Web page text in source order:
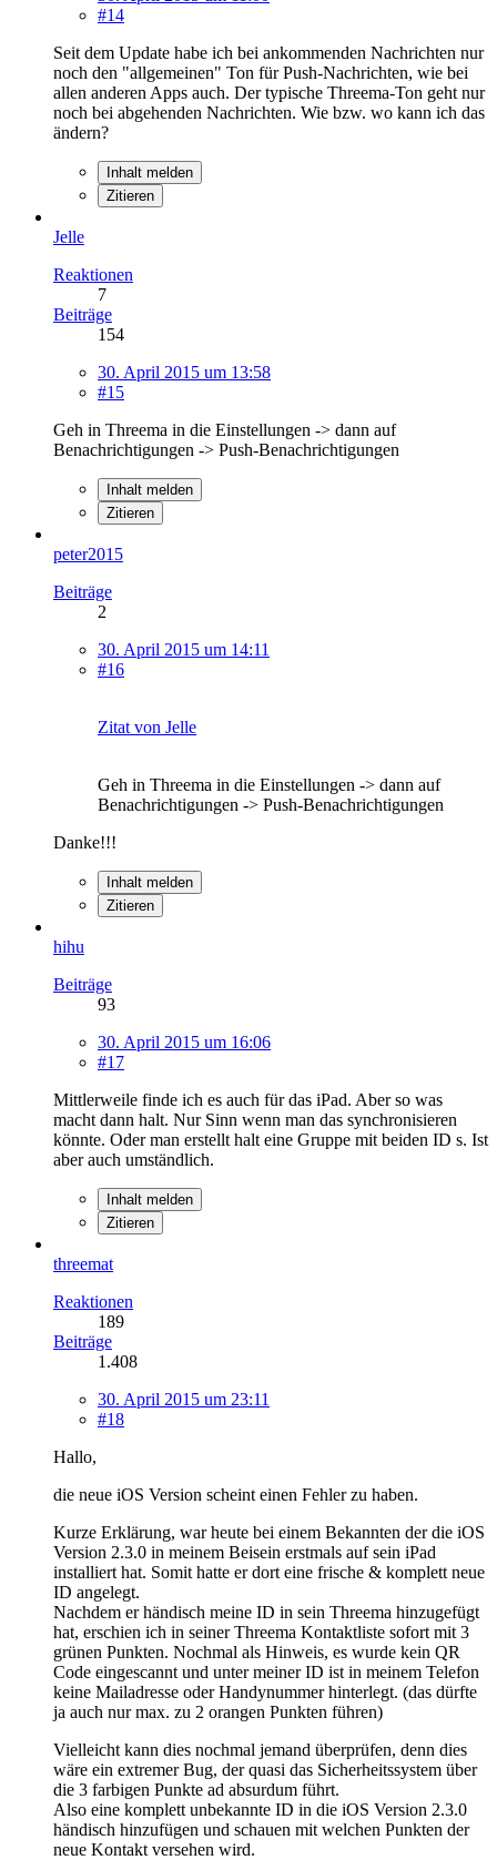
#14
Seit dem Update habe ich bei ankommenden Nachrichten nur
noch den "allgemeinen" Ton für Push-Nachrichten, wie bei
allen anderen Apps auch. Der typische Threema-Ton geht nur
noch bei abgehenden Nachrichten. Wie bzw. wo kann ich das
ändern?
Inhalt melden
Zitieren
Jelle
Reaktionen
7
Beiträge
154
30. April 2015 um 13:58
#15
Geh in Threema in die Einstellungen -> dann auf
Benachrichtigungen -> Push-Benachrichtigungen
Inhalt melden
Zitieren
peter2015
Beiträge
2
30. April 2015 um 14:11
#16
Zitat von Jelle
Geh in Threema in die Einstellungen -> dann auf
Benachrichtigungen -> Push-Benachrichtigungen
Danke!!!
Inhalt melden
Zitieren
hihu
Beiträge
93
30. April 2015 um 16:06
#17
Mittlerweile finde ich es auch für das iPad. Aber so was
macht dann halt. Nur Sinn wenn man das synchronisieren
könnte. Oder man erstellt halt eine Gruppe mit beiden ID s. Ist
aber auch umständlich.
Inhalt melden
Zitieren
threemat
Reaktionen
189
Beiträge
1.408
30. April 2015 um 23:11
#18
Hallo,
die neue iOS Version scheint einen Fehler zu haben.
Kurze Erklärung, war heute bei einem Bekannten der die iOS
Version 2.3.0 in meinem Beisein erstmals auf sein iPad
installiert hat. Somit hatte er dort eine frische & komplett neue
ID angelegt.
Nachdem er händisch meine ID in sein Threema hinzugefügt
hat, erschien ich in seiner Threema Kontaktliste sofort mit 3
grünen Punkten. Nochmal als Hinweis, es wurde kein QR
Code eingescannt und unter meiner ID ist in meinem Telefon
keine Mailadresse oder Handynummer hinterlegt. (das dürfte
ja auch nur max. zu 2 orangen Punkten führen)
Vielleicht kann dies nochmal jemand überprüfen, denn dies
wäre ein extremer Bug, der quasi das Sicherheitssystem über
die 3 farbigen Punkte ad absurdum führt.
Also eine komplett unbekannte ID in die iOS Version 2.3.0
händisch hinzufügen und schauen mit welchen Punkten der
neue Kontakt versehen wird.